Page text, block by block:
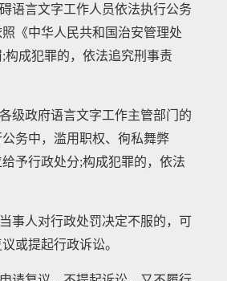
语言文字工作人员依法执行公务
《中华人民共和国治安管理处
;构成犯罪的，依法追究刑事责
级政府语言文字工作主管部门的
务中，滥用职权、徇私舞弊
予行政处分;构成犯罪的，依法
事人对行政处罚决定不服的，可
或提起行政诉讼。